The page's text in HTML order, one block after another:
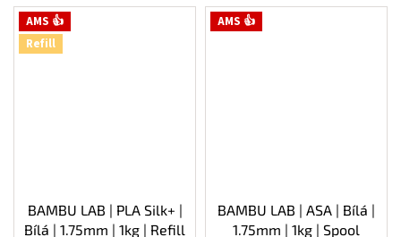
AMS 👍
Refill
BAMBU LAB | PLA Silk+ |
Bílá | 1.75mm | 1kg | Refill
AMS 👍
BAMBU LAB | ASA | Bílá |
1.75mm | 1kg | Spool